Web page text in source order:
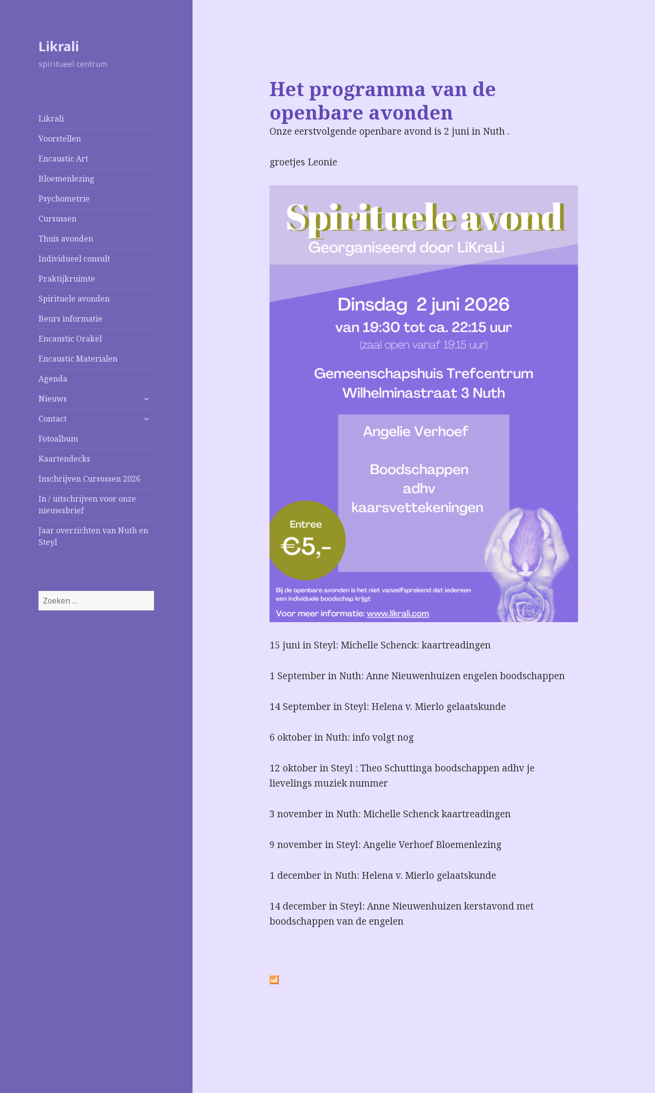
Likrali
spiritueel centrum
Likrali
Voorstellen
Encaustic Art
Bloemenlezing
Psychometrie
Cursussen
Thuis avonden
Individueel consult
Praktijkruimte
Spirituele avonden
Beurs informatie
Encaustic Orakel
Encaustic Materialen
Agenda
Nieuws
alles
Contact
alles
Fotoalbum
Kaartendecks
Inschrijven Cursussen 2026
In / uitschrijven voor onze
nieuwsbrief
Jaar overzichten van Nuth en
Steyl
Zoeken
naar:
Het programma van de
openbare avonden
Onze eerstvolgende openbare avond is 2 juni in Nuth .
groetjes Leonie
15 juni in Steyl: Michelle Schenck: kaartreadingen
1 September in Nuth: Anne Nieuwenhuizen engelen boodschappen
14 September in Steyl: Helena v. Mierlo gelaatskunde
6 oktober in Nuth: info volgt nog
12 oktober in Steyl : Theo Schuttinga boodschappen adhv je
lievelings muziek nummer
3 november in Nuth: Michelle Schenck kaartreadingen
9 november in Steyl: Angelie Verhoef Bloemenlezing
1 december in Nuth: Helena v. Mierlo gelaatskunde
14 december in Steyl: Anne Nieuwenhuizen kerstavond met
boodschappen van de engelen